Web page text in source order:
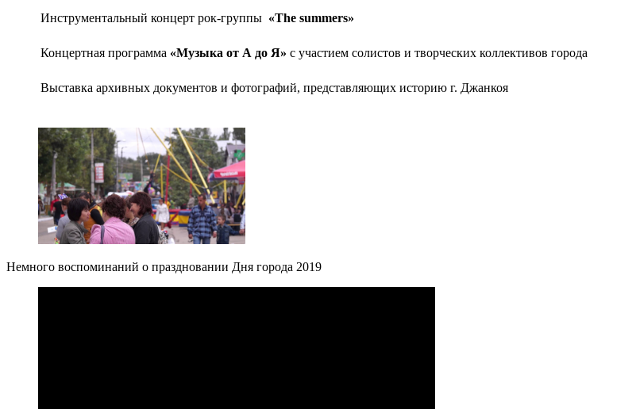
Инструментальный концерт рок-группы «The summers»
Концертная программа «Музыка от А до Я» с участием солистов и творческих коллективов города
Выставка архивных документов и фотографий, представляющих историю г. Джанкоя
Немного воспоминаний о праздновании Дня города 2019